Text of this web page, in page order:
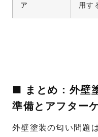
ア
用す
■ まとめ：外壁
準備とアフター
外壁塗装の匂い問題